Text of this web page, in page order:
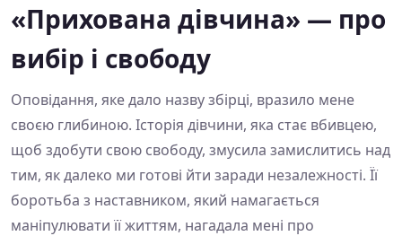
«Прихована дівчина» — про
вибір і свободу
Оповідання, яке дало назву збірці, вразило мене
своєю глибиною. Історія дівчини, яка стає вбивцею,
щоб здобути свою свободу, змусила замислитись над
тим, як далеко ми готові йти заради незалежності. Її
боротьба з наставником, який намагається
маніпулювати її життям, нагадала мені про